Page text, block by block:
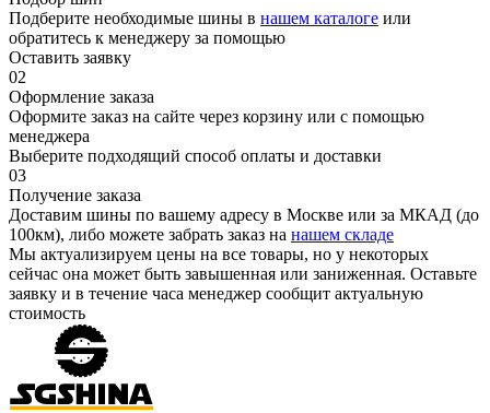
Подберите необходимые шины в нашем каталоге или
обратитесь к менеджеру за помощью
Оставить заявку
02
Оформление заказа
Оформите заказ на сайте через корзину или с помощью
менеджера
Выберите подходящий способ оплаты и доставки
03
Получение заказа
Доставим шины по вашему адресу в Москве или за МКАД (до
100км), либо можете забрать заказ на нашем складе
Мы актуализируем цены на все товары, но у некоторых
сейчас она может быть завышенная или заниженная. Оставьте
заявку и в течение часа менеджер сообщит актуальную
стоимость